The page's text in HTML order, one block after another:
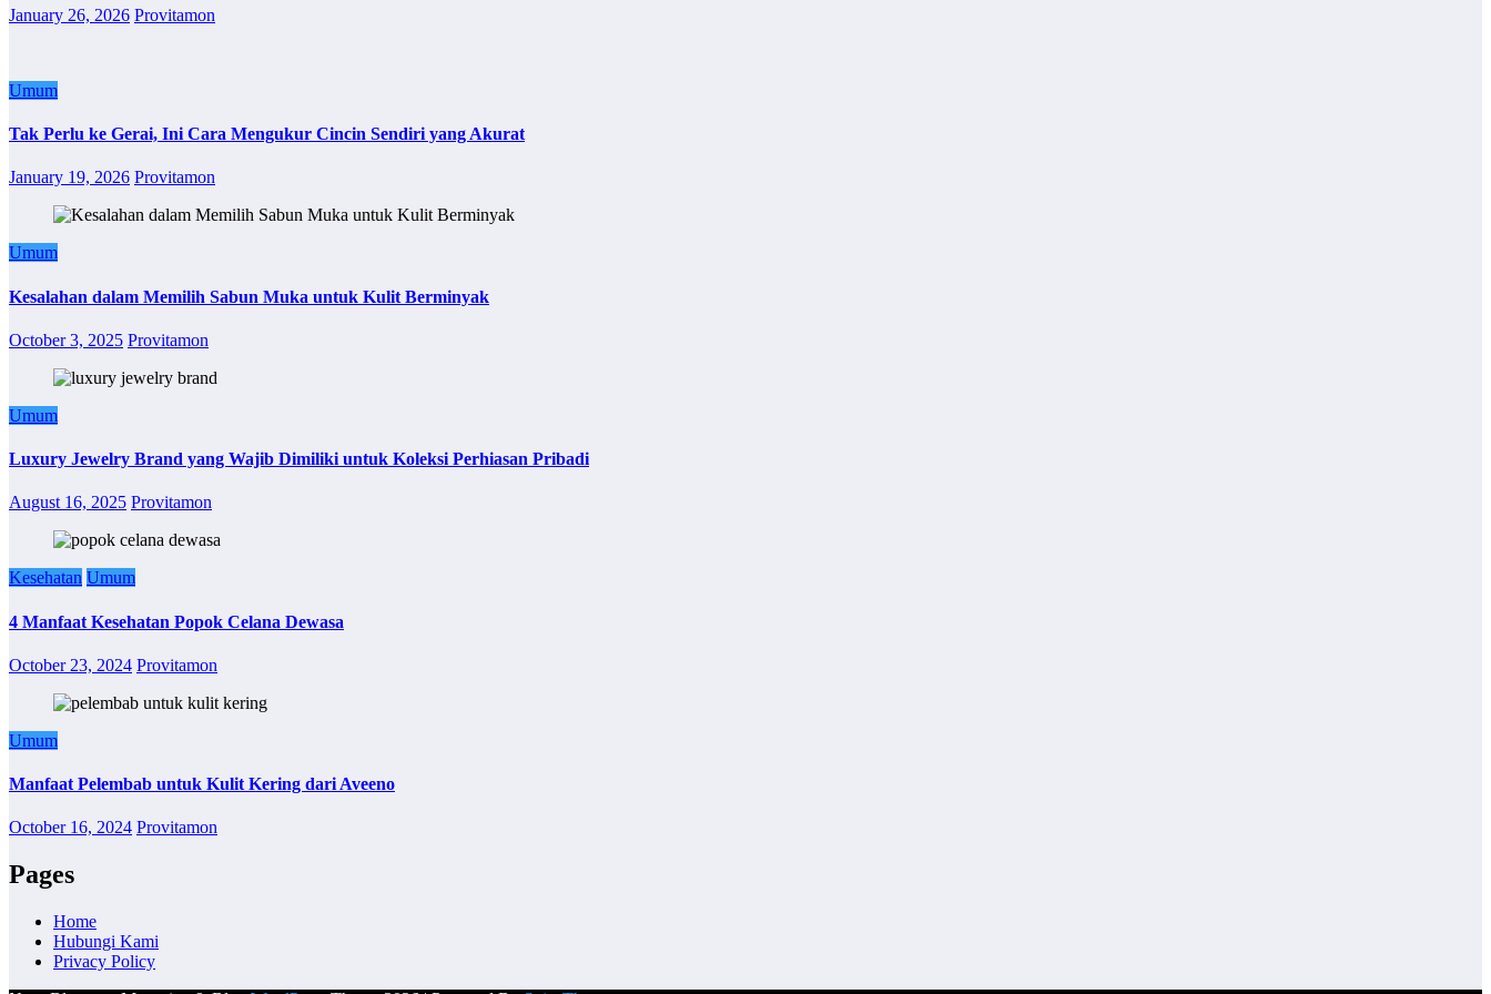
January 26, 2026 Provitamon
Umum
Tak Perlu ke Gerai, Ini Cara Mengukur Cincin Sendiri yang Akurat
January 19, 2026 Provitamon
Umum
Kesalahan dalam Memilih Sabun Muka untuk Kulit Berminyak
October 3, 2025 Provitamon
Umum
Luxury Jewelry Brand yang Wajib Dimiliki untuk Koleksi Perhiasan Pribadi
August 16, 2025 Provitamon
Kesehatan Umum
4 Manfaat Kesehatan Popok Celana Dewasa
October 23, 2024 Provitamon
Umum
Manfaat Pelembab untuk Kulit Kering dari Aveeno
October 16, 2024 Provitamon
Pages
Home
Hubungi Kami
Privacy Policy